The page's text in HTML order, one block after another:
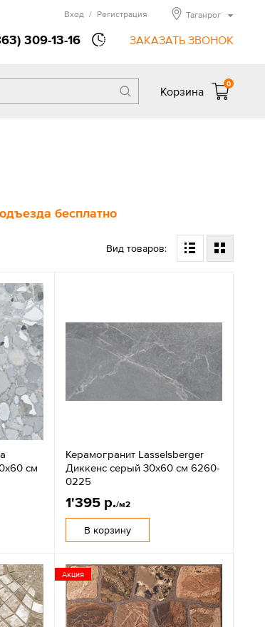
309-13-16 ЗАКАЗАТЬ ЗВОНОК
Вход / Регистрация Таганрог
Корзина
0
бесплатно
Вид товаров:
см
Керамогранит Lasselsberger
Диккенс серый 30x60 см 6260-
0225
1'395 р./м2
В корзину
Акция